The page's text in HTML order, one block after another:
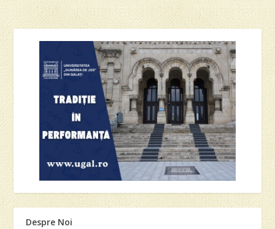
Despre Noi